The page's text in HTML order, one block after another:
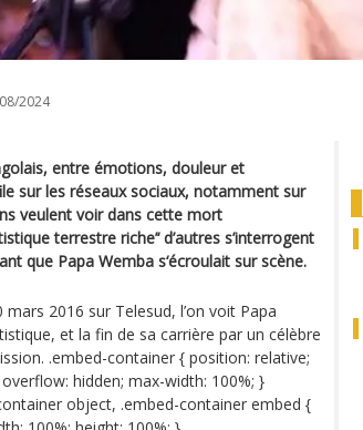
2024
entre émotions, douleur et
sur les réseaux sociaux, notamment sur
veulent voir dans cette mort
terrestre riche’‘ d’autres s’interrogent
que Papa Wemba s‘écroulait sur scène.
2016 sur Telesud, l’on voit Papa
et la fin de sa carrière par un célèbre
.embed-container { position: relative;
hidden; max-width: 100%; }
object, .embed-container embed {